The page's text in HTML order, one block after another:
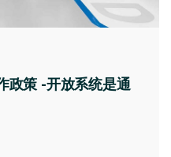
政策 -开放系统是通